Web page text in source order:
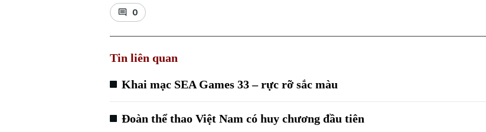
0
Tin liên quan
Khai mạc SEA Games 33 – rực rỡ sắc màu
Đoàn thể thao Việt Nam có huy chương đầu tiên